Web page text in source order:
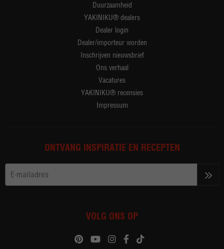
Duurzaamheid
YAKINIKU® dealers
Dealer login
Dealer/importeur worden
Inschrijven nieuwsbrief
Ons verhaal
Vacatures
YAKINIKU® recensies
Impressum
ONTVANG INSPIRATIE EN RECEPTEN
VOLG ONS OP